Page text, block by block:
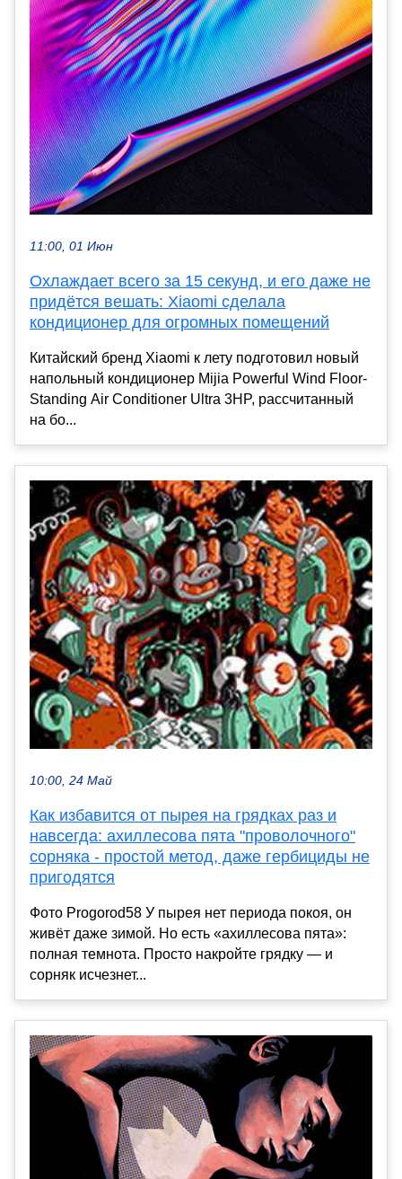
11:00, 01 Июн
Охлаждает всего за 15 секунд, и его даже не
придётся вешать: Xiaomi сделала
кондиционер для огромных помещений
Китайский бренд Xiaomi к лету подготовил новый
напольный кондиционер Mijia Powerful Wind Floor-
Standing Air Conditioner Ultra 3HP, рассчитанный
на бо...
10:00, 24 Май
Как избавится от пырея на грядках раз и
навсегда: ахиллесова пята "проволочного"
сорняка - простой метод, даже гербициды не
пригодятся
Фото Progorod58 У пырея нет периода покоя, он
живёт даже зимой. Но есть «ахиллесова пята»:
полная темнота. Просто накройте грядку — и
сорняк исчезнет...